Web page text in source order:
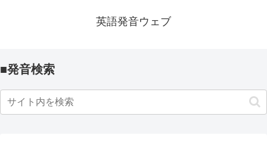
英語発音ウェブ
■発音検索